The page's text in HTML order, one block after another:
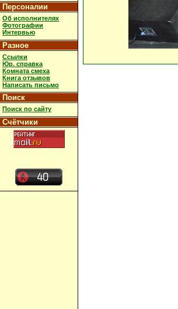
Персоналии
Об исполнителях
Фотографии
Интервью
Разное
Ссылки
Юр. справка
Комната смеха
Книга отзывов
Написать письмо
Поиск
Поиск по сайту
Счётчики